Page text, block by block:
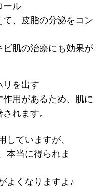
ール
て、皮脂の分泌をコン
ビ肌の治療にも効果が
リを出す
作用があるため、肌に
れます。
していますが、
本当に得られま
よくなりますよ♪